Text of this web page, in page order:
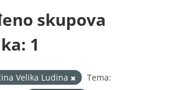
skupova
1
Velika Ludina
Tema: